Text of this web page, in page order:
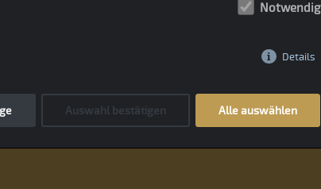
Notwendig
Details
Auswahl bestätigen Alle auswählen